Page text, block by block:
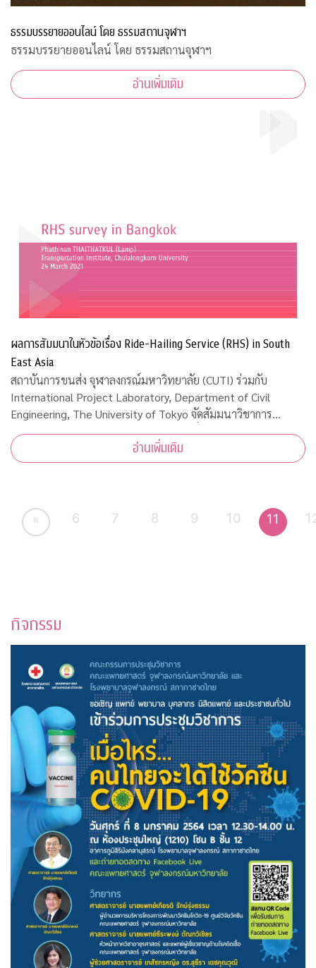
ธรรมบรรยายออนไลน์ โดย ธรรมสถานจุฬาฯ
ธรรมบรรยายออนไลน์ โดย ธรรมสถานจุฬาฯ
อ่านเพิ่มเติม
ผลการสัมมนาในหัวข้อเรื่อง Ride-Hailing Service (RHS) in South
East Asia
สถาบันการขนส่ง จุฬาลงกรณ์มหาวิทยาลัย (CUTI) ร่วมกับ
International Project Laboratory, Department of Civil
Engineering, The University of Tokyo จัดสัมมนาวิชาการ
ออนไลน์และเผยผลการสัมมนาในหัวข้อเรื่อง Ride-Hailing
Service (RHS) in South East Asia เมื่อวันพุธ
อ่านเพิ่มเติม
« 6 7 8 9 10 11
กิจกรรม